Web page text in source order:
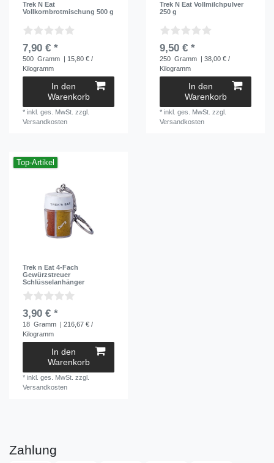
Trek N Eat
Vollkornbrotmischung 500 g
7,90 € *
500 Gramm | 15,80 € /
Kilogramm
In den
Warenkorb
*inkl. ges. MwSt. zzgl.
Versandkosten
Trek N Eat Vollmilchpulver
250 g
9,50 € *
250 Gramm | 38,00 € /
Kilogramm
In den
Warenkorb
*inkl. ges. MwSt. zzgl.
Versandkosten
Top-Artikel
Trek n Eat 4-Fach
Gewürzstreuer
Schlüsselanhänger
3,90 € *
18 Gramm | 216,67 € /
Kilogramm
In den
Warenkorb
*inkl. ges. MwSt. zzgl.
Versandkosten
Zahlung